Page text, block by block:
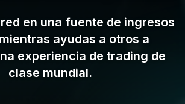
en una fuente de ingresos
ayudas a otros a
experiencia de trading de
clase mundial.